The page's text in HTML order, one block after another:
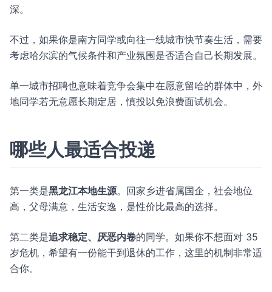
深。
不过，如果你是南方同学或向往一线城市快节奏生活，需要
考虑哈尔滨的气候条件和产业氛围是否适合自己长期发展。
单一城市招聘也意味着竞争会集中在愿意留哈的群体中，外
地同学若无意愿长期定居，慎投以免浪费面试机会。
哪些人最适合投递
第一类是黑龙江本地生源。回家乡进省属国企，社会地位
高，父母满意，生活安逸，是性价比最高的选择。
第二类是追求稳定、厌恶内卷的同学。如果你不想面对 35
岁危机，希望有一份能干到退休的工作，这里的机制非常适
合你。